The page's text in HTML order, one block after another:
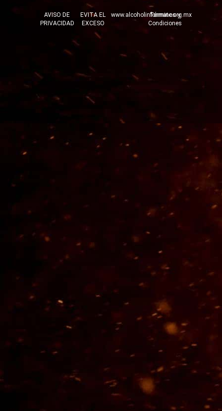
COCTELERÍA
CORRALEJO
ofrecen nuestros Tequilas.
VER MÁS
SABOR CON
HISTORIA
Tres fechas emblemáticas en la historia de la
construcción de nuestro México son simbolizadas hoy en
cada uno de estos Tequilas.
AVISO DE
PRIVACIDAD
EVITA EL
EXCESO
www.alcoholinformate.org.mx
Términos y
Condiciones